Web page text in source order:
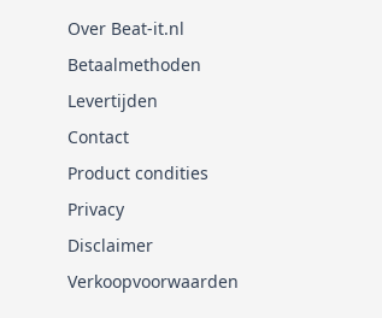
Over Beat-it.nl
Betaalmethoden
Levertijden
Contact
Product condities
Privacy
Disclaimer
Verkoopvoorwaarden